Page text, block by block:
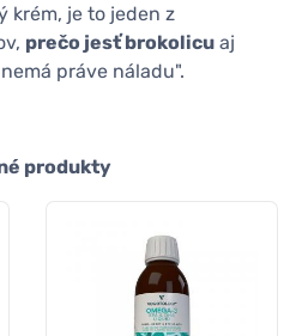
krém, je to jeden z
prečo jesť brokolicu aj
práve náladu".
produkty